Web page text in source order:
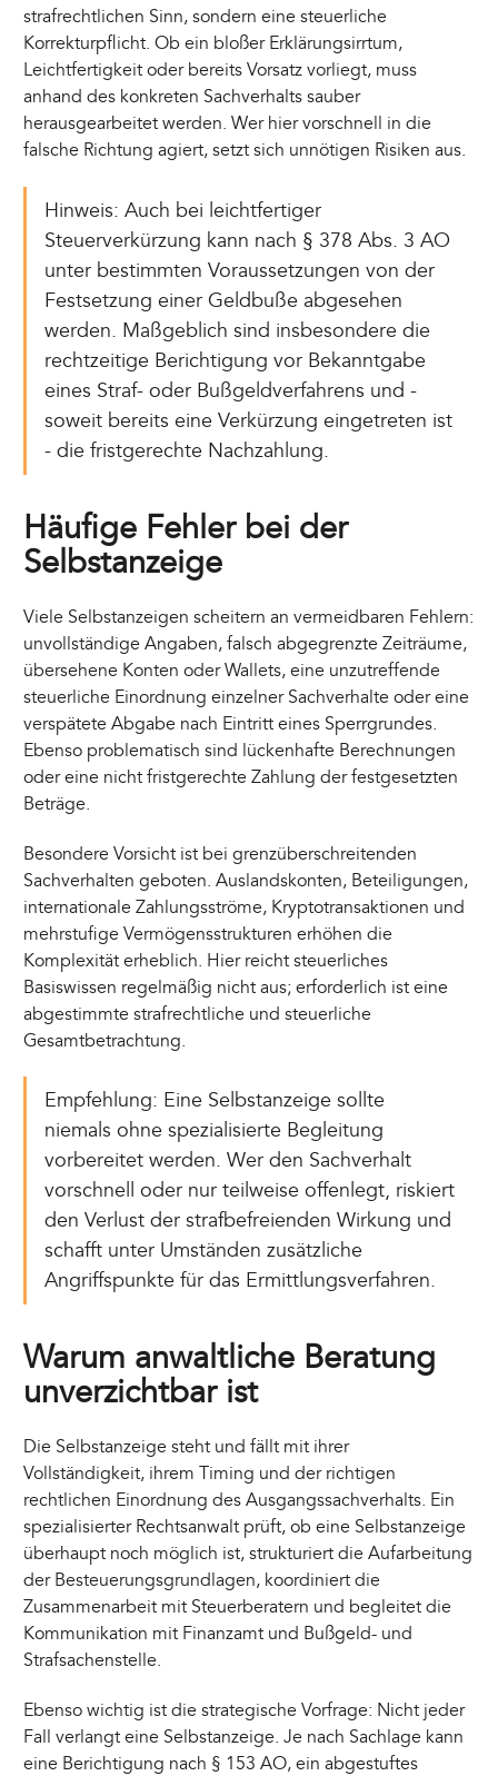
strafrechtlichen Sinn, sondern eine steuerliche
Korrekturpflicht. Ob ein bloßer Erklärungsirrtum,
Leichtfertigkeit oder bereits Vorsatz vorliegt, muss
anhand des konkreten Sachverhalts sauber
herausgearbeitet werden. Wer hier vorschnell in die
falsche Richtung agiert, setzt sich unnötigen Risiken aus.
Hinweis: Auch bei leichtfertiger
Steuerverkürzung kann nach § 378 Abs. 3 AO
unter bestimmten Voraussetzungen von der
Festsetzung einer Geldbuße abgesehen
werden. Maßgeblich sind insbesondere die
rechtzeitige Berichtigung vor Bekanntgabe
eines Straf- oder Bußgeldverfahrens und -
soweit bereits eine Verkürzung eingetreten ist
- die fristgerechte Nachzahlung.
Häufige Fehler bei der
Selbstanzeige
Viele Selbstanzeigen scheitern an vermeidbaren Fehlern:
unvollständige Angaben, falsch abgegrenzte Zeiträume,
übersehene Konten oder Wallets, eine unzutreffende
steuerliche Einordnung einzelner Sachverhalte oder eine
verspätete Abgabe nach Eintritt eines Sperrgrundes.
Ebenso problematisch sind lückenhafte Berechnungen
oder eine nicht fristgerechte Zahlung der festgesetzten
Beträge.
Besondere Vorsicht ist bei grenzüberschreitenden
Sachverhalten geboten. Auslandskonten, Beteiligungen,
internationale Zahlungsströme, Kryptotransaktionen und
mehrstufige Vermögensstrukturen erhöhen die
Komplexität erheblich. Hier reicht steuerliches
Basiswissen regelmäßig nicht aus; erforderlich ist eine
abgestimmte strafrechtliche und steuerliche
Gesamtbetrachtung.
Empfehlung: Eine Selbstanzeige sollte
niemals ohne spezialisierte Begleitung
vorbereitet werden. Wer den Sachverhalt
vorschnell oder nur teilweise offenlegt, riskiert
den Verlust der strafbefreienden Wirkung und
schafft unter Umständen zusätzliche
Angriffspunkte für das Ermittlungsverfahren.
Warum anwaltliche Beratung
unverzichtbar ist
Die Selbstanzeige steht und fällt mit ihrer
Vollständigkeit, ihrem Timing und der richtigen
rechtlichen Einordnung des Ausgangssachverhalts. Ein
spezialisierter Rechtsanwalt prüft, ob eine Selbstanzeige
überhaupt noch möglich ist, strukturiert die Aufarbeitung
der Besteuerungsgrundlagen, koordiniert die
Zusammenarbeit mit Steuerberatern und begleitet die
Kommunikation mit Finanzamt und Bußgeld- und
Strafsachenstelle.
Ebenso wichtig ist die strategische Vorfrage: Nicht jeder
Fall verlangt eine Selbstanzeige. Je nach Sachlage kann
eine Berichtigung nach § 153 AO, ein abgestuftes